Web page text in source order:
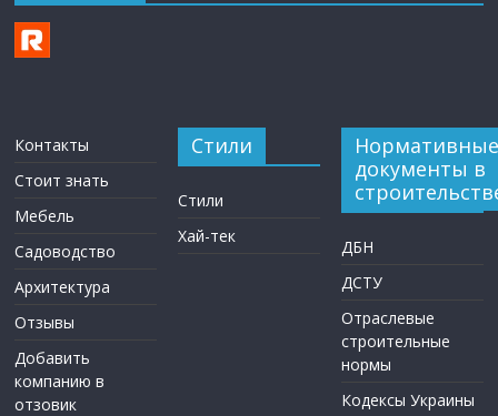
Контакты
Стоит знать
Мебель
Садоводство
Архитектура
Отзывы
Добавить
компанию в
отзовик
Стили
Стили
Хай-тек
Нормативные
документы в
ДБН
ДСТУ
Отраслевые
строительные
нормы
Кодексы Украины